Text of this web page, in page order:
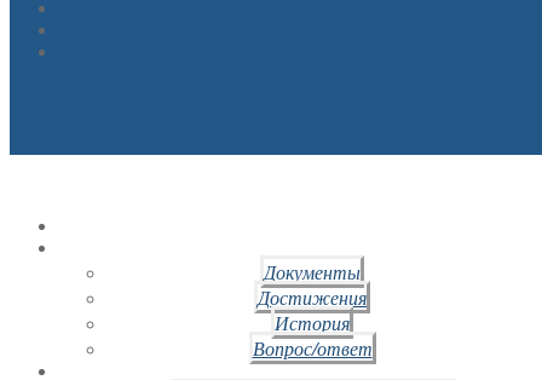
Документы
Достижения
История
Вопрос/ответ